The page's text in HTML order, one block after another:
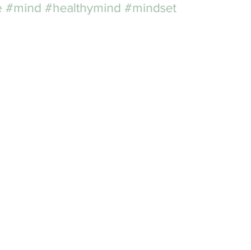
#mind #healthymind #mindset